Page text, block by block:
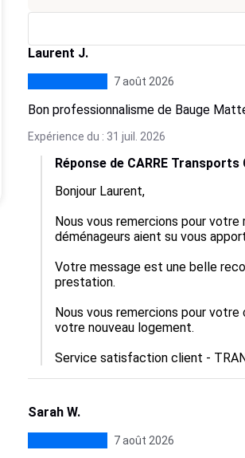
Laurent J.
7 août 2026
Bon professionnalisme de Bauge
Expérience du : 31 juil. 2026
Réponse de CARRE Transports
Bonjour Laurent,
Nous vous remercions pour
déménageurs aient su vous
Votre message est une belle
prestation.
Nous vous remercions pour
votre nouveau logement.
Service satisfaction client -
Sarah W.
7 août 2026